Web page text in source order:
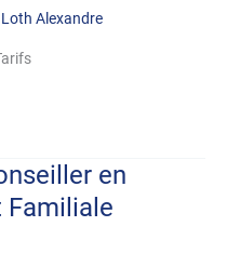
Loth Alexandre
en
Familiale